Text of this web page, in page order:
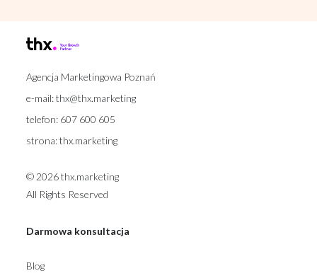
Agencja Marketingowa Poznań
e-mail:thx@thx.marketing
telefon: 607 600 605
strona:thx.marketing
© 2026 thx.marketing
All Rights Reserved
Darmowa konsultacja
Blog